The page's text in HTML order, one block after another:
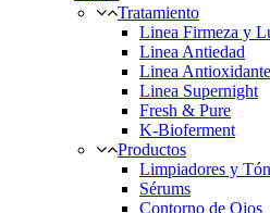
Tratamiento
Linea Firmeza y
Linea Antiedad
Linea Antioxidante
Linea Supernight
Fresh & Pure
K-Bioferment
Productos
Limpiadores y
Sérums
Contorno de Ojos